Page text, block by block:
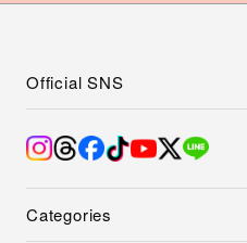
Categories
Official SNS